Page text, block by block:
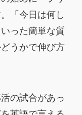
「今日は何し
った簡単な質
うかで伸び方
の試合があっ